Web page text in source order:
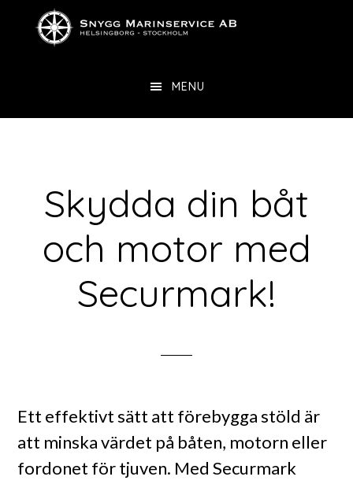
MENU
Skydda din båt
och motor med
Securmark!
Ett effektivt sätt att förebygga stöld är
att minska värdet på båten, motorn eller
fordonet för tjuven. Med Securmark